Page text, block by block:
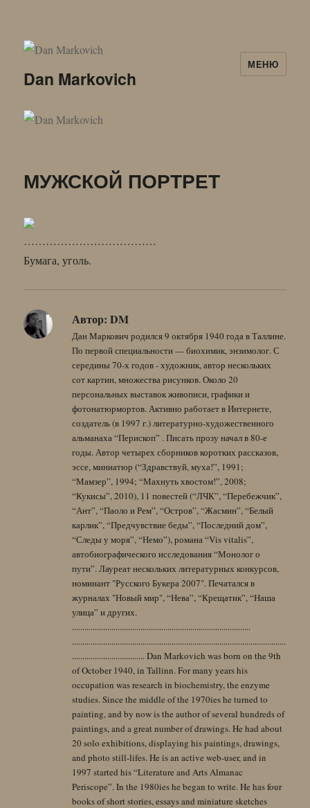
Dan Markovich
МЕНЮ
МУЖСКОЙ ПОРТРЕТ
………………………………
Бумага, уголь.
Автор: DM
Дан Маркович родился 9 октября 1940 года в Таллине.
По первой специальности — биохимик, энзимолог. С
середины 70-х годов - художник, автор нескольких
сот картин, множества рисунков. Около 20
персональных выставок живописи, графики и
фотонатюрмортов. Активно работает в Интернете,
создатель (в 1997 г.) литературно-художественного
альманаха “Перископ” . Писать прозу начал в 80-е
годы. Автор четырех сборников коротких рассказов,
эссе, миниатюр (“Здравствуй, муха!”, 1991;
“Мамзер”, 1994; “Махнуть хвостом!”, 2008;
“Кукисы”, 2010), 11 повестей (“ЛЧК”, “Перебежчик”,
“Ант”, “Паоло и Рем”, “Остров”, “Жасмин”, “Белый
карлик”, “Предчувствие беды”, “Последний дом”,
“Следы у моря”, “Немо”), романа “Vis vitalis”,
автобиографического исследования “Монолог о
пути”. Лауреат нескольких литературных конкурсов,
номинант "Русского Букера 2007". Печатался в
журналах "Новый мир", “Нева”, “Крещатик”, “Наша
улица” и других.
......................................................................................
.......................................................................................................
................................... Dan Markovich was born on the 9th
of October 1940, in Tallinn. For many years his
occupation was research in biochemistry, the enzyme
studies. Since the middle of the 1970ies he turned to
painting, and by now is the author of several hundreds of
paintings, and a great number of drawings. He had about
20 solo exhibitions, displaying his paintings, drawings,
and photo still-lifes. He is an active web-user, and in
1997 started his “Literature and Arts Almanac
Periscope”. In the 1980ies he began to write. He has four
books of short stories, essays and miniature sketches